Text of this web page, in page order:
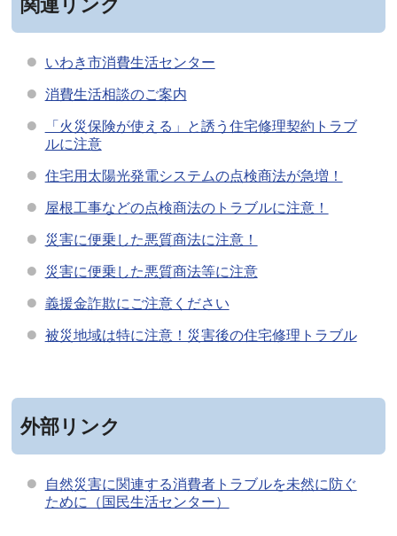
関連リンク
いわき市消費生活センター
消費生活相談のご案内
「火災保険が使える」と誘う住宅修理契約トラブ
ルに注意
住宅用太陽光発電システムの点検商法が急増！
屋根工事などの点検商法のトラブルに注意！
災害に便乗した悪質商法に注意！
災害に便乗した悪質商法等に注意
義援金詐欺にご注意ください
被災地域は特に注意！災害後の住宅修理トラブル
外部リンク
自然災害に関連する消費者トラブルを未然に防ぐ
ために（国民生活センター）